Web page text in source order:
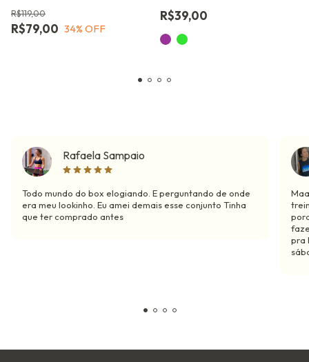
R$79,00
R$119,00
34% OFF
R$39,00
Rafaela Sampaio
Todo mundo do box elogiando. E perguntando de onde
era meu lookinho. Eu amei demais esse conjunto Tinha
que ter comprado antes
pra